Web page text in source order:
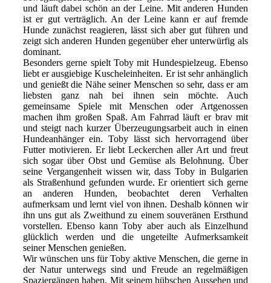
und läuft dabei schön an der Leine. Mit anderen Hunden
ist er gut verträglich. An der Leine kann er auf fremde
Hunde zunächst reagieren, lässt sich aber gut führen und
zeigt sich anderen Hunden gegenüber eher unterwürfig als
dominant.
Besonders gerne spielt Toby mit Hundespielzeug. Ebenso
liebt er ausgiebige Kuscheleinheiten. Er ist sehr anhänglich
und genießt die Nähe seiner Menschen so sehr, dass er am
liebsten ganz nah bei ihnen sein möchte. Auch
gemeinsame Spiele mit Menschen oder Artgenossen
machen ihm großen Spaß. Am Fahrrad läuft er brav mit
und steigt nach kurzer Überzeugungsarbeit auch in einen
Hundeanhänger ein. Toby lässt sich hervorragend über
Futter motivieren. Er liebt Leckerchen aller Art und freut
sich sogar über Obst und Gemüse als Belohnung. Über
seine Vergangenheit wissen wir, dass Toby in Bulgarien
als Straßenhund gefunden wurde. Er orientiert sich gerne
an anderen Hunden, beobachtet deren Verhalten
aufmerksam und lernt viel von ihnen. Deshalb können wir
ihn uns gut als Zweithund zu einem souveränen Ersthund
vorstellen. Ebenso kann Toby aber auch als Einzelhund
glücklich werden und die ungeteilte Aufmerksamkeit
seiner Menschen genießen.
Wir wünschen uns für Toby aktive Menschen, die gerne in
der Natur unterwegs sind und Freude an regelmäßigen
Spaziergängen haben. Mit seinem hübschen Aussehen und